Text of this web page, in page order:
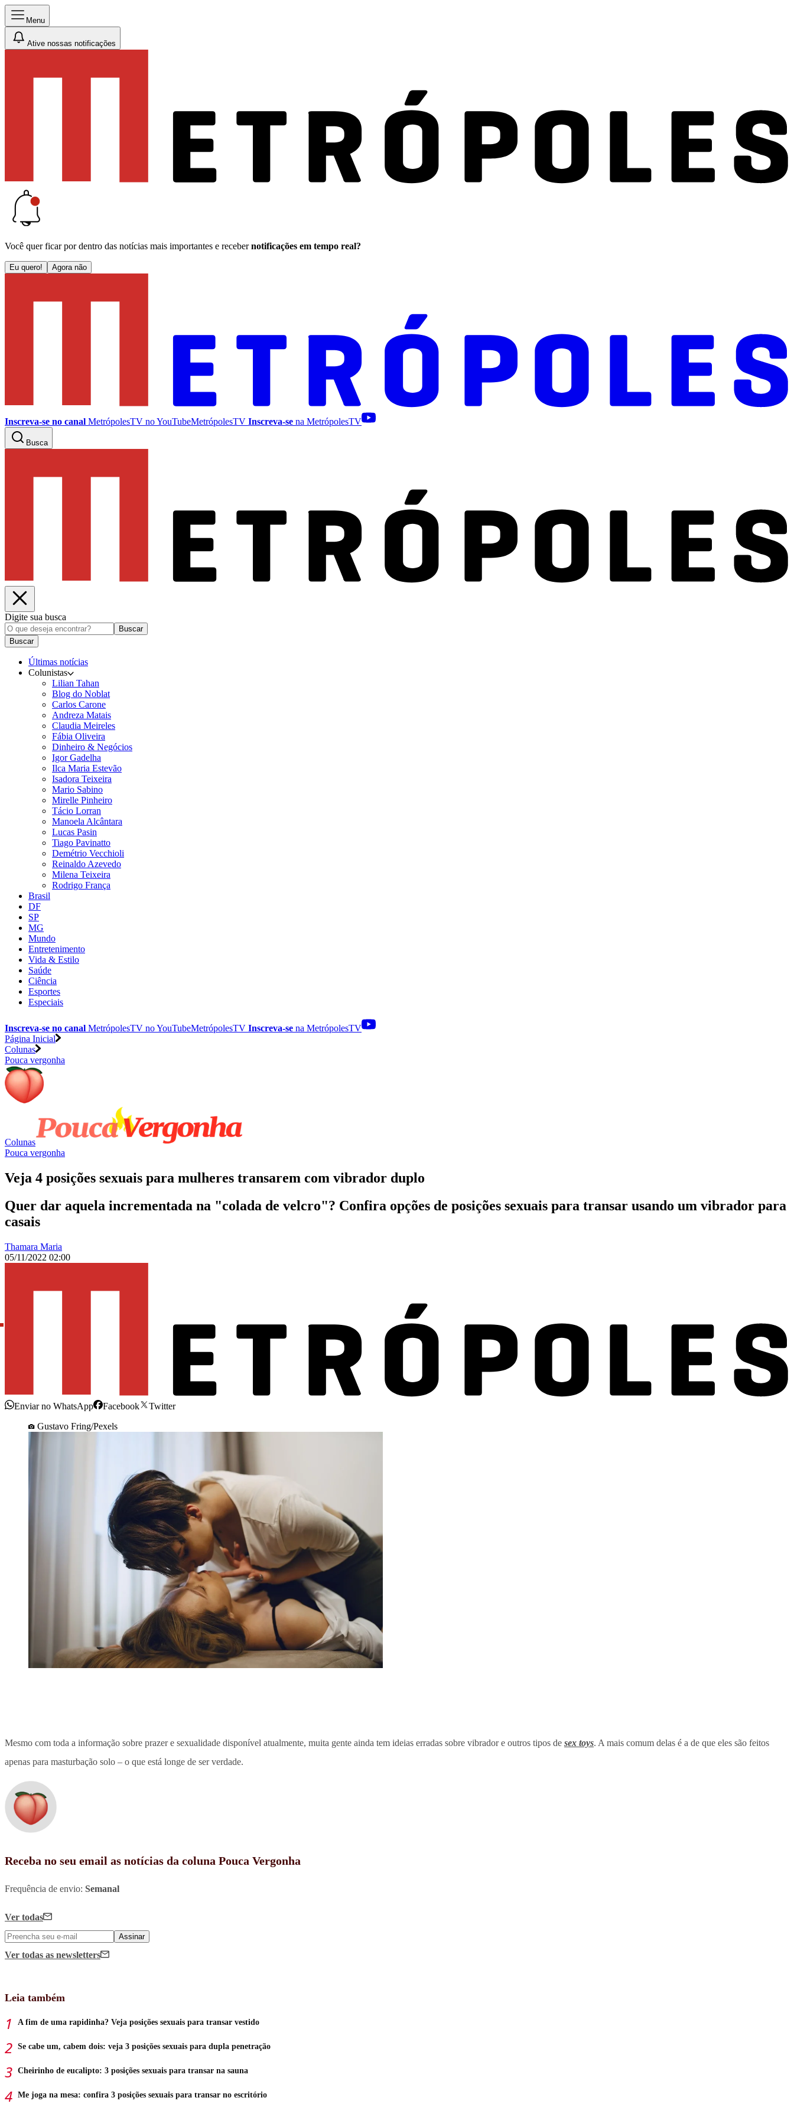
Menu
Ative nossas notificações
Você quer ficar por dentro das notícias mais importantes e receber notificações em tempo real?
Eu quero! Agora não
Inscreva-se no canal MetrópolesTV noYouTubeMetrópolesTV Inscreva-se na MetrópolesTV
Busca
Digite sua busca
Buscar
Buscar
Últimas notícias
Colunistas
Lilian Tahan
Blog do Noblat
Carlos Carone
Andreza Matais
Claudia Meireles
Fábia Oliveira
Dinheiro & Negócios
Igor Gadelha
Ilca Maria Estevão
Isadora Teixeira
Mario Sabino
Mirelle Pinheiro
Tácio Lorran
Manoela Alcântara
Lucas Pasin
Tiago Pavinatto
Demétrio Vecchioli
Reinaldo Azevedo
Milena Teixeira
Rodrigo França
Brasil
DF
SP
MG
Mundo
Entretenimento
Vida & Estilo
Saúde
Ciência
Esportes
Especiais
Inscreva-se no canal MetrópolesTV noYouTubeMetrópolesTV Inscreva-se na MetrópolesTV
Página Inicial
Colunas
Pouca vergonha
Colunas
Pouca vergonha
Veja 4 posições sexuais para mulheres transarem com vibrador duplo
Quer dar aquela incrementada na "colada de velcro"? Confira opções de posições sexuais para transar usando um vibrador para
casais
Thamara Maria
05/11/2022 02:00
Enviar no WhatsApp Facebook
Twitter
Gustavo Fring/Pexels
Mesmo com toda a informação sobre prazer e sexualidade disponível atualmente, muita gente ainda tem ideias erradas sobre vibrador e outros tipos de sex toys. A mais comum delas é a de que eles são feitos
apenas para masturbação solo – o que está longe de ser verdade.
Receba no seu email as notícias da coluna Pouca Vergonha
Frequência de envio: Semanal
Ver todas
Assinar
Ver todas as newsletters
Leia também
A fim de uma rapidinha? Veja posições sexuais para transar vestido
Se cabe um, cabem dois: veja 3 posições sexuais para dupla penetração
Cheirinho de eucalipto: 3 posições sexuais para transar na sauna
Me joga na mesa: confira 3 posições sexuais para transar no escritório